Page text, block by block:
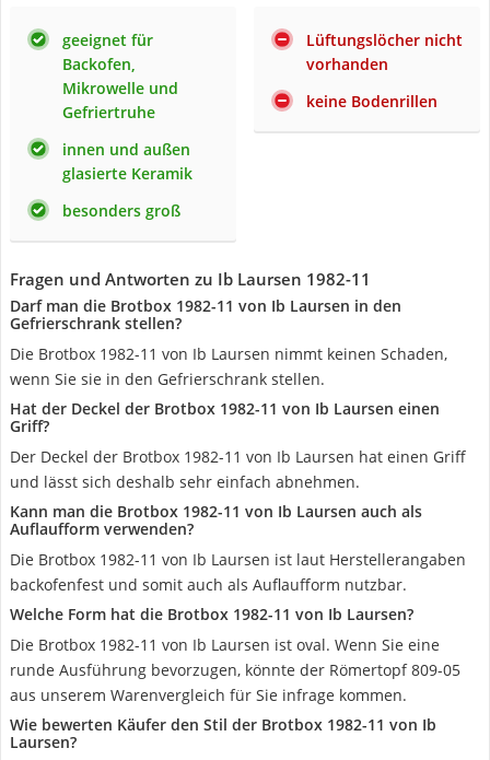
geeignet für
Backofen,
Mikrowelle und
Gefriertruhe
innen und außen
glasierte Keramik
besonders groß
Lüftungslöcher nicht
vorhanden
keine Bodenrillen
Fragen und Antworten zu Ib Laursen 1982-11
Darf man die Brotbox 1982-11 von Ib Laursen in den
Gefrierschrank stellen?
Die Brotbox 1982-11 von Ib Laursen nimmt keinen Schaden,
wenn Sie sie in den Gefrierschrank stellen.
Hat der Deckel der Brotbox 1982-11 von Ib Laursen einen
Griff?
Der Deckel der Brotbox 1982-11 von Ib Laursen hat einen Griff
und lässt sich deshalb sehr einfach abnehmen.
Kann man die Brotbox 1982-11 von Ib Laursen auch als
Auflaufform verwenden?
Die Brotbox 1982-11 von Ib Laursen ist laut Herstellerangaben
backofenfest und somit auch als Auflaufform nutzbar.
Welche Form hat die Brotbox 1982-11 von Ib Laursen?
Die Brotbox 1982-11 von Ib Laursen ist oval. Wenn Sie eine
runde Ausführung bevorzugen, könnte der Römertopf 809-05
aus unserem Warenvergleich für Sie infrage kommen.
Wie bewerten Käufer den Stil der Brotbox 1982-11 von Ib
Laursen?